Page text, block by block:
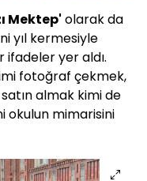
Mektep' olarak da
yıl kermesiyle
yer aldı.
fotoğraf çekmek,
almak kimi de
okulun mimarisini